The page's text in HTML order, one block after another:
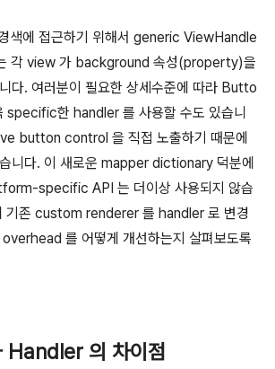
색에 접근하기 위해서 generic ViewHandle
각 view 가 background 속성(property)을
다. 여러분이 필요한 상세수준에 따라 Butto
specific한 handler 를 사용할 수도 있습니
button control 을 직접 노출하기 때문에
니다. 이 새로운 mapper dictionary 덕분에
specific API 는 더이상 사용되지 않습
기존 custom renderer 를 handler 로 변경
를 어떻게 개선하는지 살펴보도록
의 차이점